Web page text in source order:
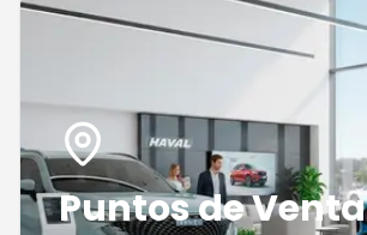
Puntos de Venta